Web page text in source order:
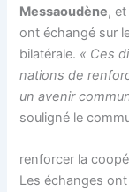
Messaoudène,
ont échangé sur
bilatérale. « Ces
nations de
un avenir
souligné le
renforcer la
Les échanges